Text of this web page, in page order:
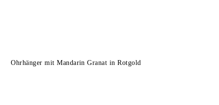
Ohrhänger mit Mandarin Granat in Rotgold